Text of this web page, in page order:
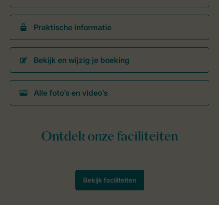
Praktische informatie
Bekijk en wijzig je boeking
Alle foto’s en video’s